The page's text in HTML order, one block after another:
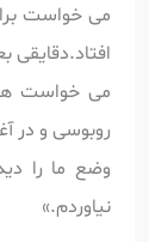
می خواست
افتاد.دقایقی
می خواست
روبوسی و در
وضع ما را
نیاوردم.»